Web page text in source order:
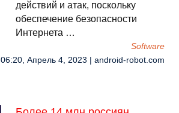
действий и атак, поскольку
обеспечение безопасности
Интернета …
Software
06:20, Апрель 4, 2023 | android-robot.com